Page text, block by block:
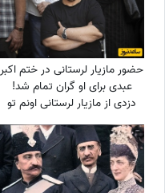
حضور مازیار لرستانی در ختم اکبر
عبدی برای او گران تمام شد!
دزدی از مازیار لرستانی اونم تو